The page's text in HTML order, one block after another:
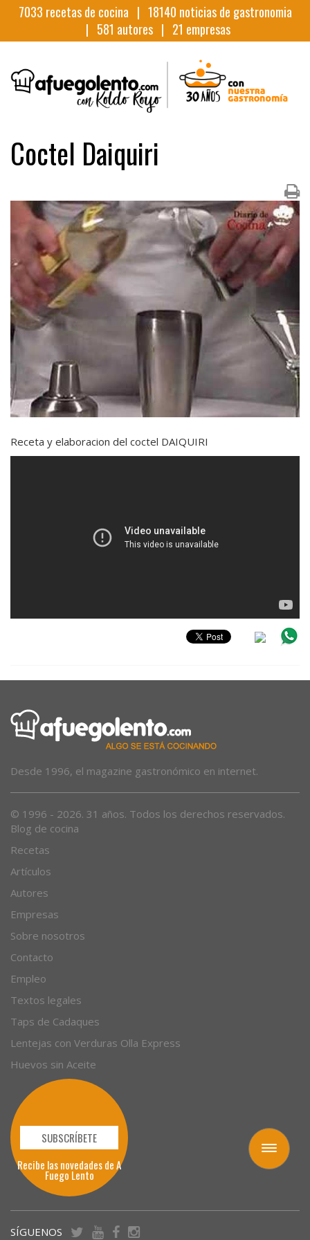
7033 recetas de cocina | 18140 noticias de gastronomia
| 581 autores | 21 empresas
Toggle
navigation
Coctel Daiquiri
Receta y elaboracion del coctel DAIQUIRI
Desde 1996, el magazine gastronómico en internet.
© 1996 - 2026. 31 años. Todos los derechos reservados.
Blog de cocina
Recetas
Artículos
Autores
Empresas
Sobre nosotros
Contacto
Empleo
Textos legales
Taps de Cadaques
Lentejas con Verduras Olla Express
Huevos sin Aceite
SUBSCRÍBETE
Recibe las novedades de A
Fuego Lento
SÍGUENOS